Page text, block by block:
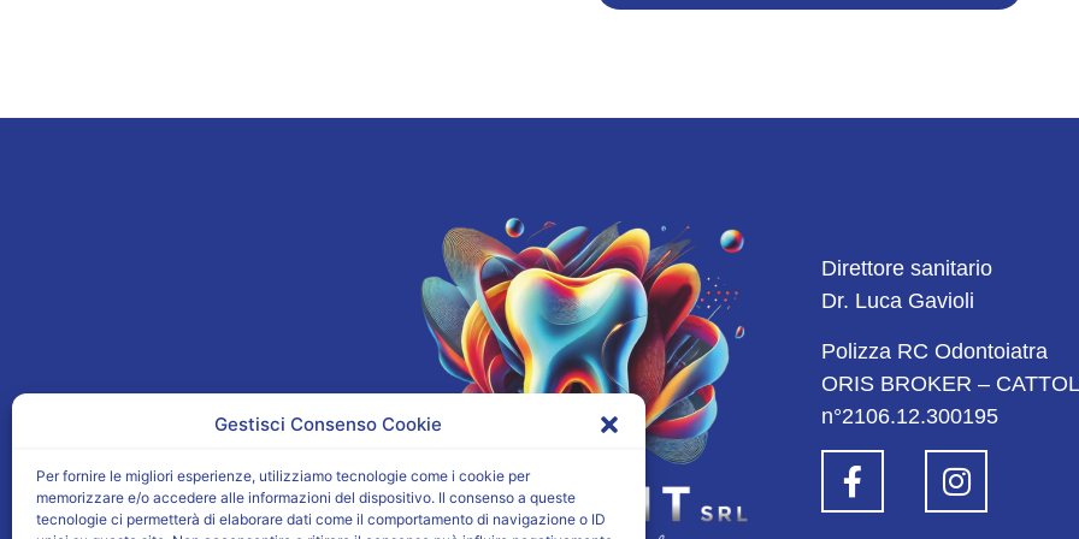
Gestisci Consenso Cookie
Per fornire le migliori esperienze, utilizziamo tecnologie come i cookie per
memorizzare e/o accedere alle informazioni del dispositivo. Il consenso a queste
tecnologie ci permetterà di elaborare dati come il comportamento di navigazione o ID
Direttore sanitario
Dr. Luca Gavioli
Polizza RC Odontoiatra
ORIS BROKER –
n°2106.12.300195